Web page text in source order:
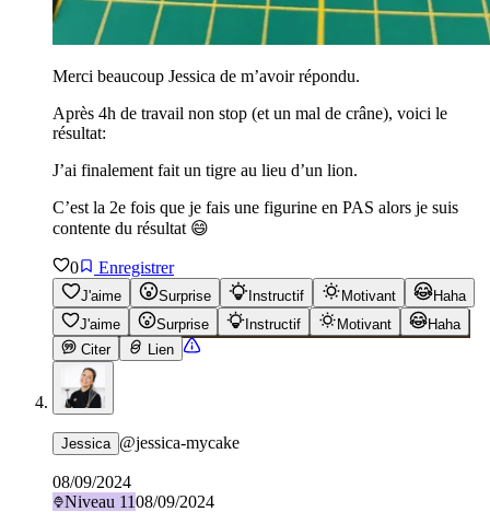
Merci beaucoup Jessica de m’avoir répondu.
Après 4h de travail non stop (et un mal de crâne), voici le
résultat:
J’ai finalement fait un tigre au lieu d’un lion.
C’est la 2e fois que je fais une figurine en PAS alors je suis
contente du résultat 😄
0 Enregistrer
J'aime Surprise Instructif Motivant
Haha
J'aime
Surprise Instructif Motivant
Haha
Citer
Lien
Jessica @jessica-mycake
08/09/2024
Niveau 1108/09/2024